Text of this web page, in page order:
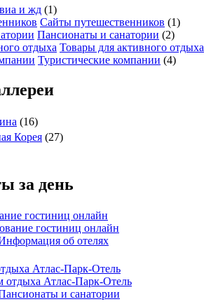
и жд (1)
Сайты путешественников (1)
Пансионаты и санатории (2)
Товары для активного отдыха
Туристические компании (4)
(16)
Корея (27)
за день
гостиниц онлайн
об отелях
Атлас-Парк-Отель
и санатории